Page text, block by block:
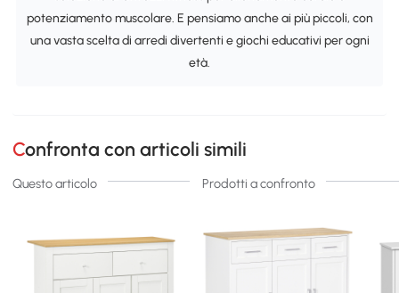
potenziamento muscolare. E pensiamo anche ai più piccoli, con
una vasta scelta di arredi divertenti e giochi educativi per ogni
età.
Confronta con articoli simili
Questo articolo Prodotti a confronto